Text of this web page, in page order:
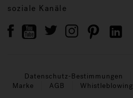
soziale Kanäle
Datenschutz-Bestimmungen
Marke
AGB Whistleblowing